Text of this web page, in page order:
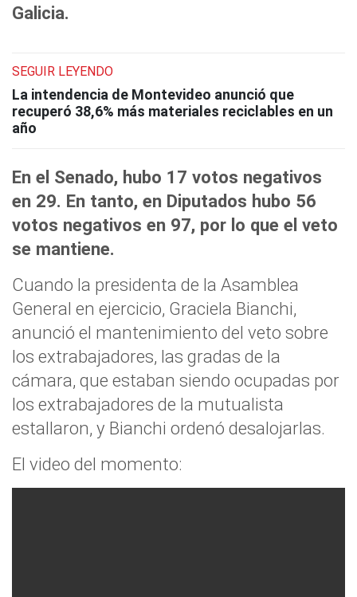
Galicia.
SEGUIR LEYENDO
La intendencia de Montevideo anunció que
recuperó 38,6% más materiales reciclables en un
año
En el Senado, hubo 17 votos negativos
en 29. En tanto, en Diputados hubo 56
votos negativos en 97, por lo que el veto
se mantiene.
Cuando la presidenta de la Asamblea
General en ejercicio, Graciela Bianchi,
anunció el mantenimiento del veto sobre
los extrabajadores, las gradas de la
cámara, que estaban siendo ocupadas por
los extrabajadores de la mutualista
estallaron, y Bianchi ordenó desalojarlas.
El video del momento: